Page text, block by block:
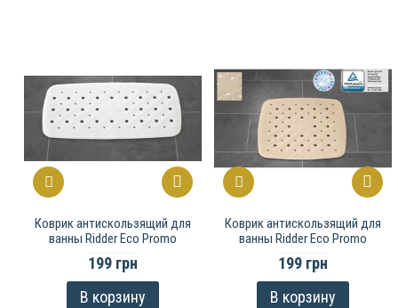
Коврик антискользящий для
ванны Ridder Eco Promo
199 грн
В корзину
Коврик антискользящий для
ванны Ridder Eco Promo
199 грн
В корзину